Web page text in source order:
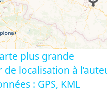
plus grande
localisation à
: GPS, KML